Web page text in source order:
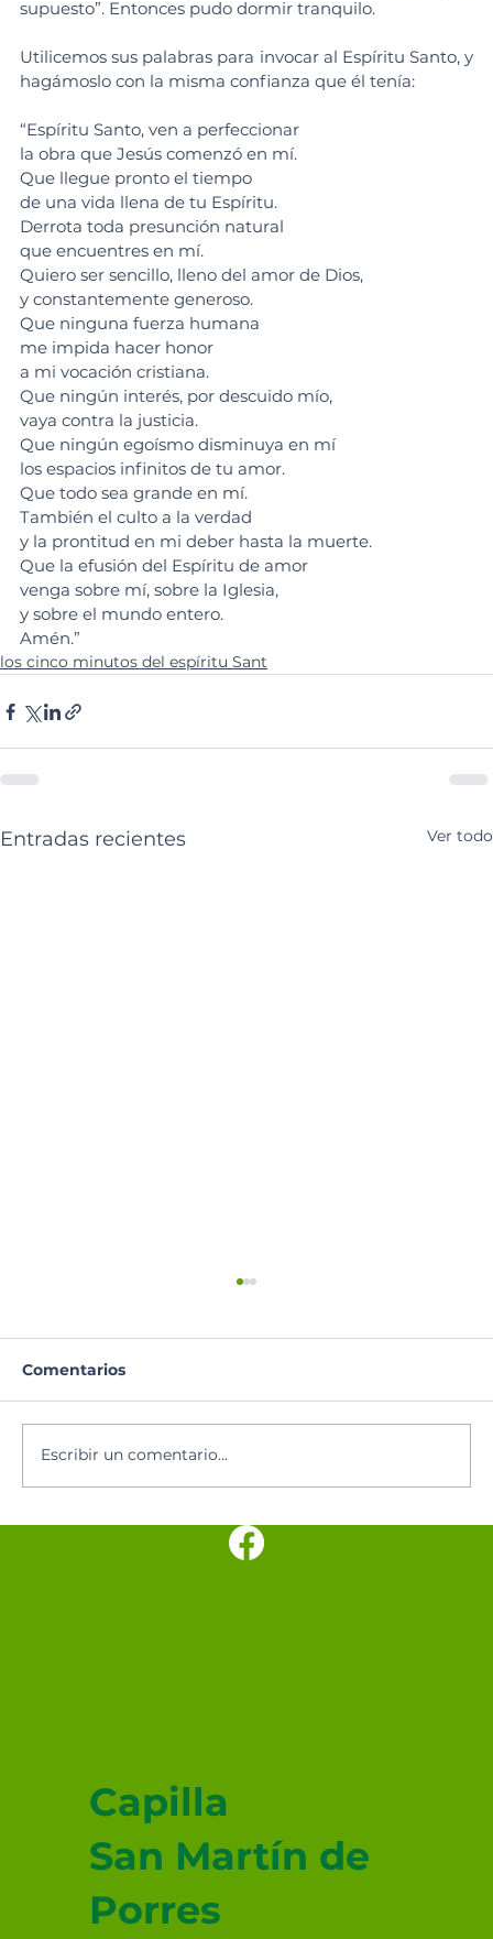
supuesto”. Entonces pudo dormir tranquilo.
Utilicemos sus palabras para invocar al Espíritu Santo, y
hagámoslo con la misma confianza que él tenía:
“Espíritu Santo, ven a perfeccionar
la obra que Jesús comenzó en mí.
Que llegue pronto el tiempo
de una vida llena de tu Espíritu.
Derrota toda presunción natural
que encuentres en mí.
Quiero ser sencillo, lleno del amor de Dios,
y constantemente generoso.
Que ninguna fuerza humana
me impida hacer honor
a mi vocación cristiana.
Que ningún interés, por descuido mío,
vaya contra la justicia.
Que ningún egoísmo disminuya en mí
los espacios infinitos de tu amor.
Que todo sea grande en mí.
También el culto a la verdad
y la prontitud en mi deber hasta la muerte.
Que la efusión del Espíritu de amor
venga sobre mí, sobre la Iglesia,
y sobre el mundo entero.
Amén.”
los cinco minutos del espíritu Sant
Entradas recientes Ver todo
Los cinco minutos del Espíritu
Comentarios
Escribir un comentario...
Capilla
San Martín de
Porres